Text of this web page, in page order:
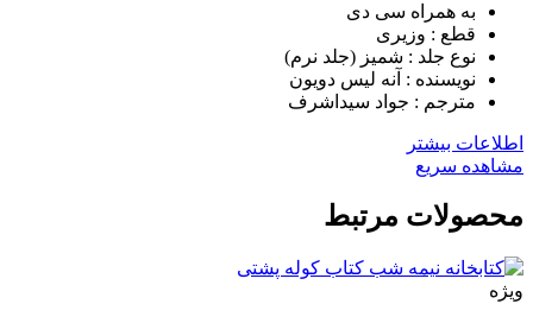
به همراه سی دی
قطع : وزیری
نوع جلد : شمیز (جلد نرم)
نویسنده : آنه لیس دویون
مترجم : جواد سیداشرف
اطلاعات بیشتر
مشاهده سریع
محصولات مرتبط
ویژه